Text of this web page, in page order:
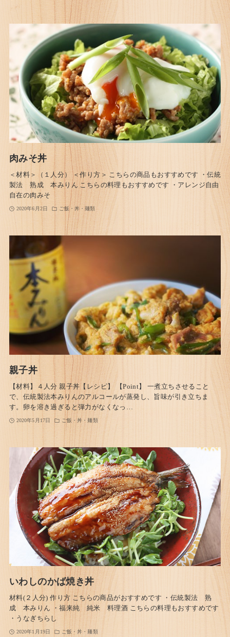
肉みそ丼
＜材料＞（１人分） ＜作り方＞ こちらの商品もおすすめです ・伝統
製法 熟成 本みりん こちらの料理もおすすめです ・アレンジ自由
自在の肉みそ
2020年6月2日 ご飯・丼・麺類
親子丼
【材料】４人分 親子丼【レシピ】 【Point】 一煮立ちさせること
で、伝統製法本みりんのアルコールが蒸発し、旨味が引き立ちま
す。卵を溶き過ぎると弾力がなくなっ…
2020年5月17日 ご飯・丼・麺類
いわしのかば焼き丼
材料(２人分) 作り方 こちらの商品がおすすめです ・伝統製法 熟
成 本みりん ・福来純 純米 料理酒 こちらの料理もおすすめです
・うなぎちらし
2020年1月19日 ご飯・丼・麺類